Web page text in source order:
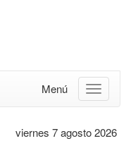
Menú
viernes 7 agosto 2026